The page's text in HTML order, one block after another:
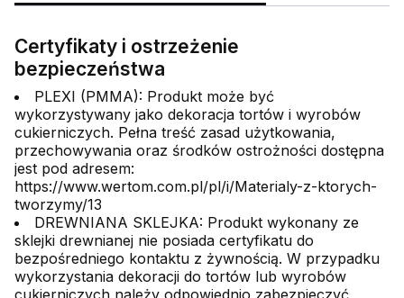
Certyfikaty i ostrzeżenie
bezpieczeństwa
PLEXI (PMMA): Produkt może być
wykorzystywany jako dekoracja tortów i wyrobów
cukierniczych. Pełna treść zasad użytkowania,
przechowywania oraz środków ostrożności dostępna
jest pod adresem:
https://www.wertom.com.pl/pl/i/Materialy-z-ktorych-
tworzymy/13
DREWNIANA SKLEJKA: Produkt wykonany ze
sklejki drewnianej nie posiada certyfikatu do
bezpośredniego kontaktu z żywnością. W przypadku
wykorzystania dekoracji do tortów lub wyrobów
cukierniczych należy odpowiednio zabezpieczyć